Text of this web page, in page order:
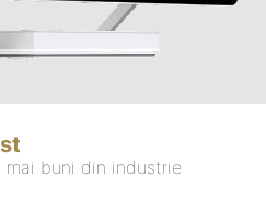
mai buni din industrie